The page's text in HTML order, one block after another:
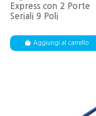
Express con 2 Porte
Seriali 9 Poli
Aggiungi al carrello